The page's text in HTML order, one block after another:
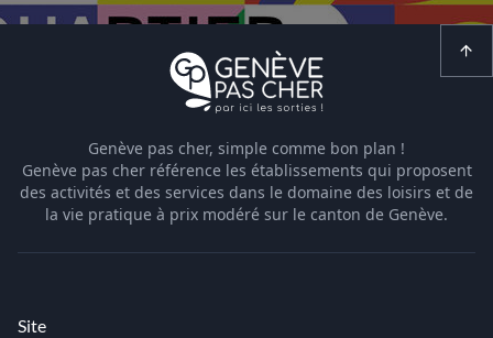
Genève pas cher, simple comme bon plan !
Genève pas cher référence les établissements qui proposent
des activités et des services dans le domaine des loisirs et de
la vie pratique à prix modéré sur le canton de Genève.
Site